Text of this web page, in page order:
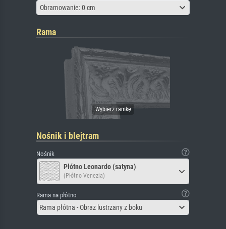
Obramowanie: 0 cm
Rama
Nośnik i blejtram
Nośnik
Płótno Leonardo (satyna)
(Płótno Venezia)
Rama na płótno
Rama płótna - Obraz lustrzany z boku